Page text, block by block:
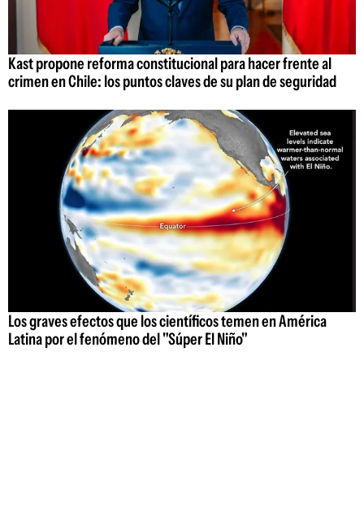
Kast propone reforma constitucional para hacer frente al
crimen en Chile: los puntos claves de su plan de seguridad
Los graves efectos que los científicos temen en América
Latina por el fenómeno del "Súper El Niño"